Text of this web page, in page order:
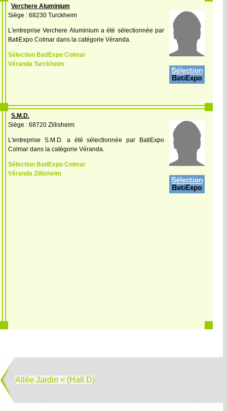
Verchere Aluminium
Siège : 68230 Turckheim
L'entreprise Verchere Aluminium a été sélectionnée par
BatiExpo Colmar dans la catégorie Véranda.
Sélection BatiExpo Colmar
Véranda Turckheim
S.M.D.
Siège : 68720 Zillisheim
L'entreprise S.M.D. a été sélectionnée par BatiExpo
Colmar dans la catégorie Véranda.
Sélection BatiExpo Colmar
Véranda Zillisheim
Allée Jardin < (Hall D)